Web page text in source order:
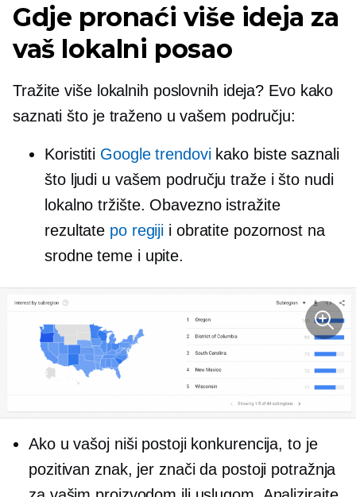
Gdje pronaći više ideja za
vaš lokalni posao
Tražite više lokalnih poslovnih ideja? Evo kako
saznati što je traženo u vašem području:
Koristiti Google trendovikako biste saznali
što ljudi u vašem području traže i što nudi
lokalno tržište. Obavezno istražite
rezultate po regiji i obratite pozornost na
srodne teme i upite.
Ako u vašoj niši postoji konkurencija, to je
pozitivan znak, jer znači da postoji potražnja